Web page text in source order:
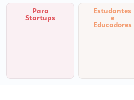
Para
Startups
Estudantes
e
Educadores